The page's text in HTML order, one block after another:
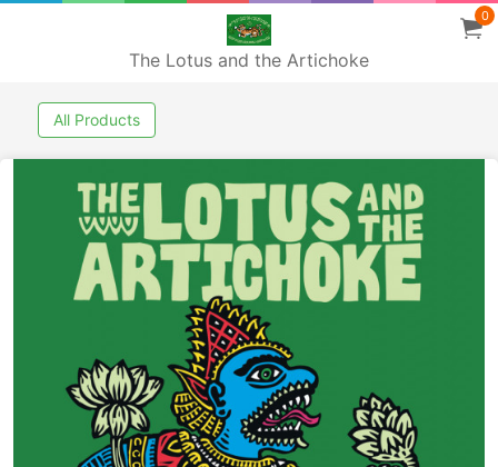
The Lotus and the Artichoke
0
All Products